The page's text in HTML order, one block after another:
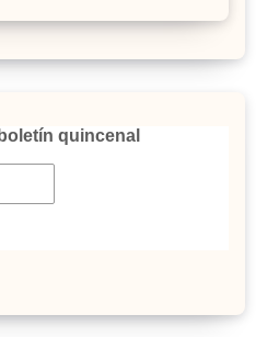
quincenal